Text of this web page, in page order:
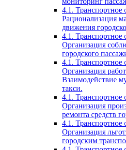
4.1.
Рационализация
движения
4.1.
Организация
городского
4.1.
Организация
Взаимодействие
такси.
4.1.
Организация
ремонта средств
4.1.
Организация
городским